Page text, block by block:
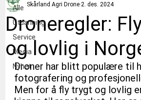
Alle
Utdanning
Service
Media
Nyhet
Droneregler:
og lovlig i
Skårland Agri Drone 2. des. 2024
Droner har blitt populære til
fotografering og
Men for å fly trygt og lovlig